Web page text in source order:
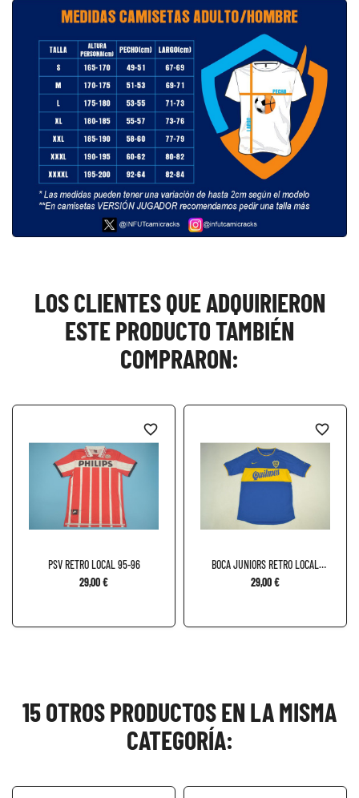
LOS CLIENTES QUE ADQUIRIERON
ESTE PRODUCTO TAMBIÉN
COMPRARON:
PSV RETRO LOCAL 95-96
29,00 €
favorite_border
BOCA JUNIORS RETRO LOCAL
99-00
29,00 €
favorite_border
15 OTROS PRODUCTOS EN LA MISMA
CATEGORÍA: